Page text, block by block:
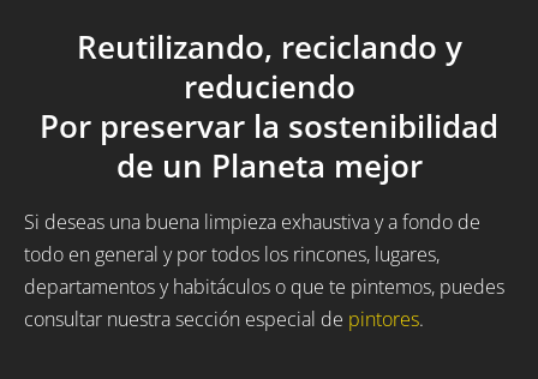
Reutilizando, reciclando y
reduciendo
Por preservar la sostenibilidad
de un Planeta mejor
Si deseas una buena limpieza exhaustiva y a fondo de
todo en general y por todos los rincones, lugares,
departamentos y habitáculos o que te pintemos, puedes
consultar nuestra sección especial de pintores.